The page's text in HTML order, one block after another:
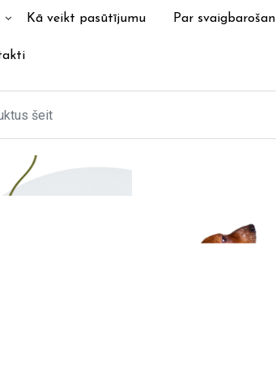
Kā veikt pasūtījumu Par